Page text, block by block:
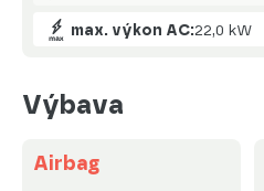
max. výkon AC:22,0 kW
Výbava
Airbag